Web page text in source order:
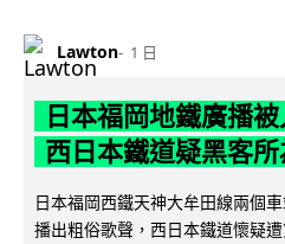
Lawton 1 日
日本福岡地鐵廣播
西日本鐵道疑黑客所
日本福岡西鐵天神大牟田線兩個
播出粗俗歌聲，西日本鐵道懷疑